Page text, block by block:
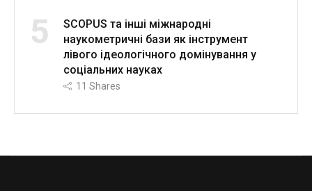
5
SCOPUS та інші міжнародні
наукометричні бази як інструмент
лівого ідеологічного домінування у
соціальних науках
11 Shares